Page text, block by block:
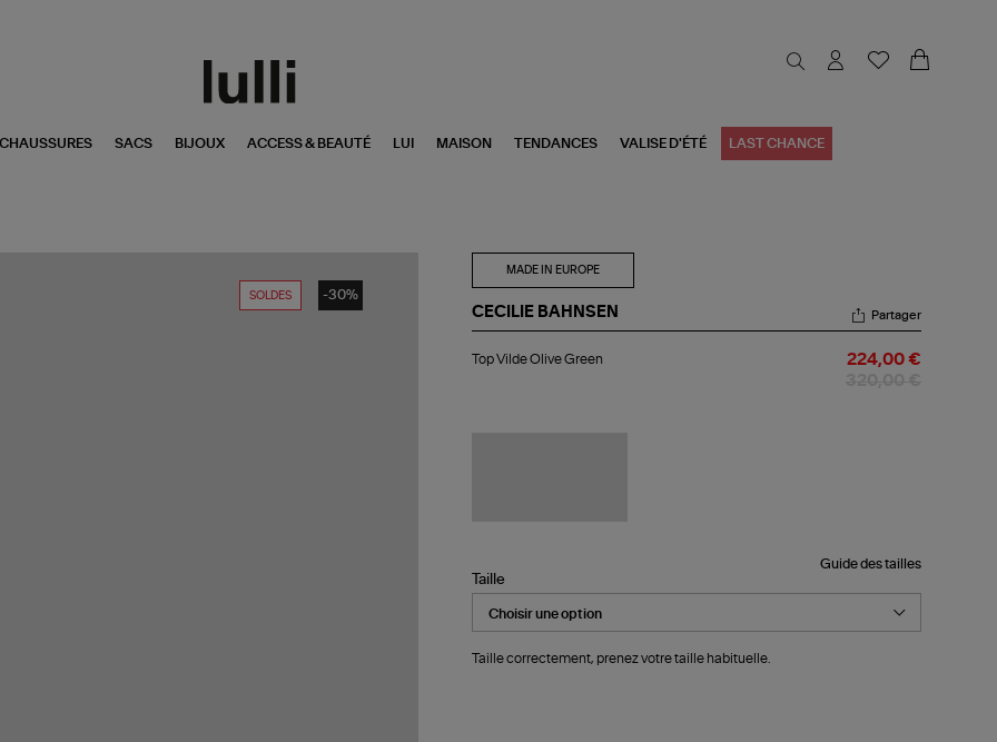
CHAUSSURES SACS BIJOUX ACCESS & BEAUTÉ LUI MAISON TENDANCES VALISE D'ÉTÉ LAST CHANCE
SOLDES -30%
MADE IN EUROPE
CECILIE BAHNSEN
Vilde
Partager
Top Vilde Olive Green 224,00 €
Guide des tailles
Taille
Taille correctement, prenez votre taille habituelle.